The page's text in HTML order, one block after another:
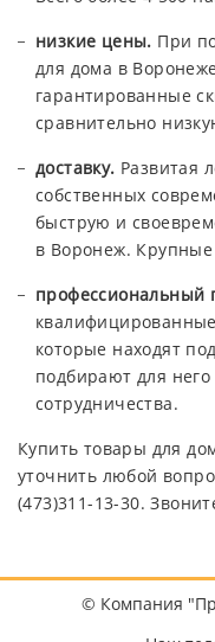
низкие цены. При
для дома в
гарантированные
сравнительно
доставку. Развитая
собственных
быструю и
в Воронеж. Крупные
профессиональный
которые находят
подбирают для
сотрудничества.
Купить товары для
уточнить любой
(473)311-13-30.
© Компания